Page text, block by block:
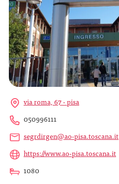
via roma, 67 - pisa
050996111
segrdirgen@ao-pisa.toscana.it
https://www.ao-pisa.toscana.it
1080